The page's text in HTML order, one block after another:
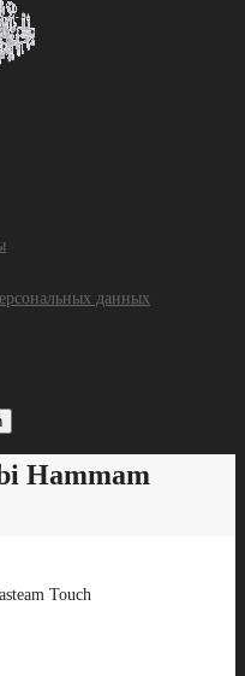
данных
Hammam
Touch